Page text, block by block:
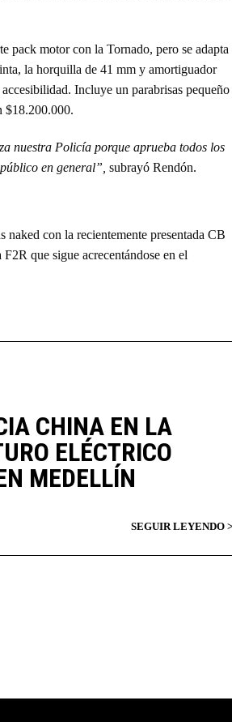
pack motor con la Tornado, pero se adapta
la horquilla de 41 mm y amortiguador
Incluye un parabrisas pequeño
$18.200.000.
nuestra Policía porque aprueba todos los
en general”, subrayó Rendón.
con la recientemente presentada CB
que sigue acrecentándose en el
CHINA EN LA
ELÉCTRICO
MEDELLÍN